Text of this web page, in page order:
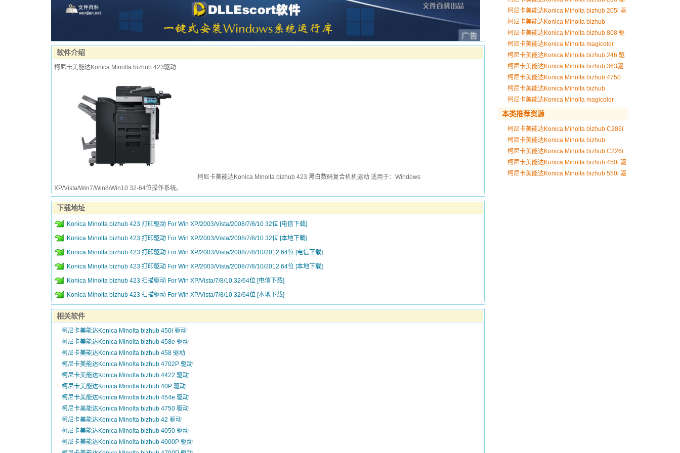
软件介绍
柯尼卡美能达Konica Minolta bizhub 423驱动
柯尼卡美能达Konica Minolta bizhub 423 黑白数码复合机机驱动 适用于：Windows
XP/Vista/Win7/Win8/Win10 32-64位操作系统。
下载地址
Konica Minolta bizhub 423 打印驱动 For Win XP/2003/Vista/2008/7/8/10 32位 [电信下载]
Konica Minolta bizhub 423 打印驱动 For Win XP/2003/Vista/2008/7/8/10 32位 [本地下载]
Konica Minolta bizhub 423 打印驱动 For Win XP/2003/Vista/2008/7/8/10/2012 64位 [电信下载]
Konica Minolta bizhub 423 打印驱动 For Win XP/2003/Vista/2008/7/8/10/2012 64位 [本地下载]
Konica Minolta bizhub 423 扫描驱动 For Win XP/Vista/7/8/10 32/64位 [电信下载]
Konica Minolta bizhub 423 扫描驱动 For Win XP/Vista/7/8/10 32/64位 [本地下载]
相关软件
柯尼卡美能达Konica Minolta bizhub 450i 驱动
柯尼卡美能达Konica Minolta bizhub 458e 驱动
柯尼卡美能达Konica Minolta bizhub 458 驱动
柯尼卡美能达Konica Minolta bizhub 4702P 驱动
柯尼卡美能达Konica Minolta bizhub 4422 驱动
柯尼卡美能达Konica Minolta bizhub 40P 驱动
柯尼卡美能达Konica Minolta bizhub 454e 驱动
柯尼卡美能达Konica Minolta bizhub 4750 驱动
柯尼卡美能达Konica Minolta bizhub 42 驱动
柯尼卡美能达Konica Minolta bizhub 4050 驱动
柯尼卡美能达Konica Minolta bizhub 4000P 驱动
动
柯尼卡美能达Konica Minolta bizhub 205i 驱
动
柯尼卡美能达Konica Minolta bizhub
7818en 驱动
柯尼卡美能达Konica Minolta bizhub 808 驱
动
柯尼卡美能达Konica Minolta magicolor
1690MF驱动
柯尼卡美能达Konica Minolta bizhub 246 驱
动
柯尼卡美能达Konica Minolta bizhub 363驱
动
柯尼卡美能达Konica Minolta bizhub 4750
驱动
柯尼卡美能达Konica Minolta bizhub
3000MF 驱动
柯尼卡美能达Konica Minolta magicolor
1680MF 驱动
本类推荐资源
柯尼卡美能达Konica Minolta bizhub C286i
驱动
柯尼卡美能达Konica Minolta bizhub
C7222i 驱动
柯尼卡美能达Konica Minolta bizhub C226i
驱动
柯尼卡美能达Konica Minolta bizhub 450i 驱
动
柯尼卡美能达Konica Minolta bizhub 550i 驱